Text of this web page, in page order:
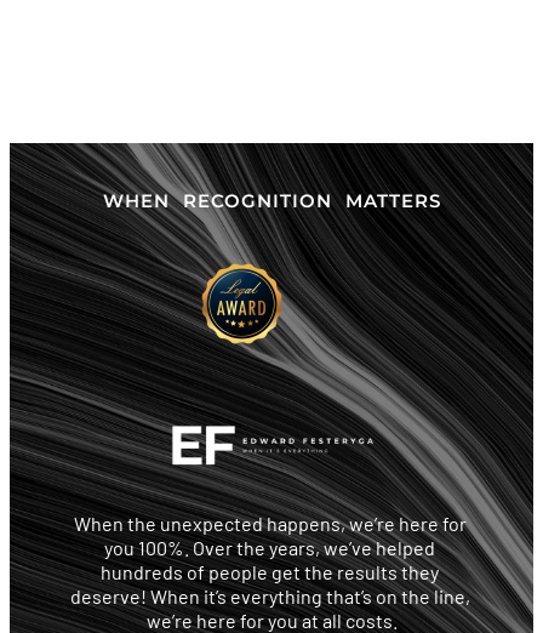
WHEN RECOGNITION MATTERS
When the unexpected happens, we’re here for
you 100%. Over the years, we’ve helped
hundreds of people get the results they
deserve! When it’s everything that’s on the line,
we’re here for you at all costs.